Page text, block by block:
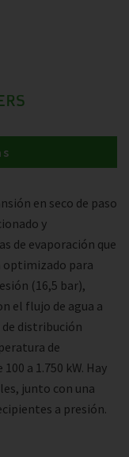
en seco de paso
y
de evaporación que
optimizado para
(16,5 bar),
el flujo de agua a
distribución
de
a 1.750 kW. Hay
junto con una
a presión.